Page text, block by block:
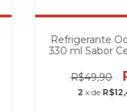
Refrigerante
330 ml Sabor
R$49,90
2 x de